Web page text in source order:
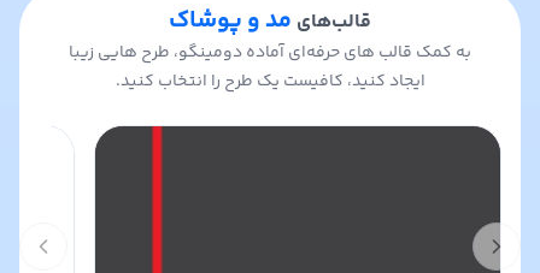
قالب‌های مد و پوشاک
به کمک قالب های حرفه‌ای آماده دومینگو، طرح هایی زیبا
ایجاد کنید، کافیست یک طرح را انتخاب کنید.
Previous slide
slide